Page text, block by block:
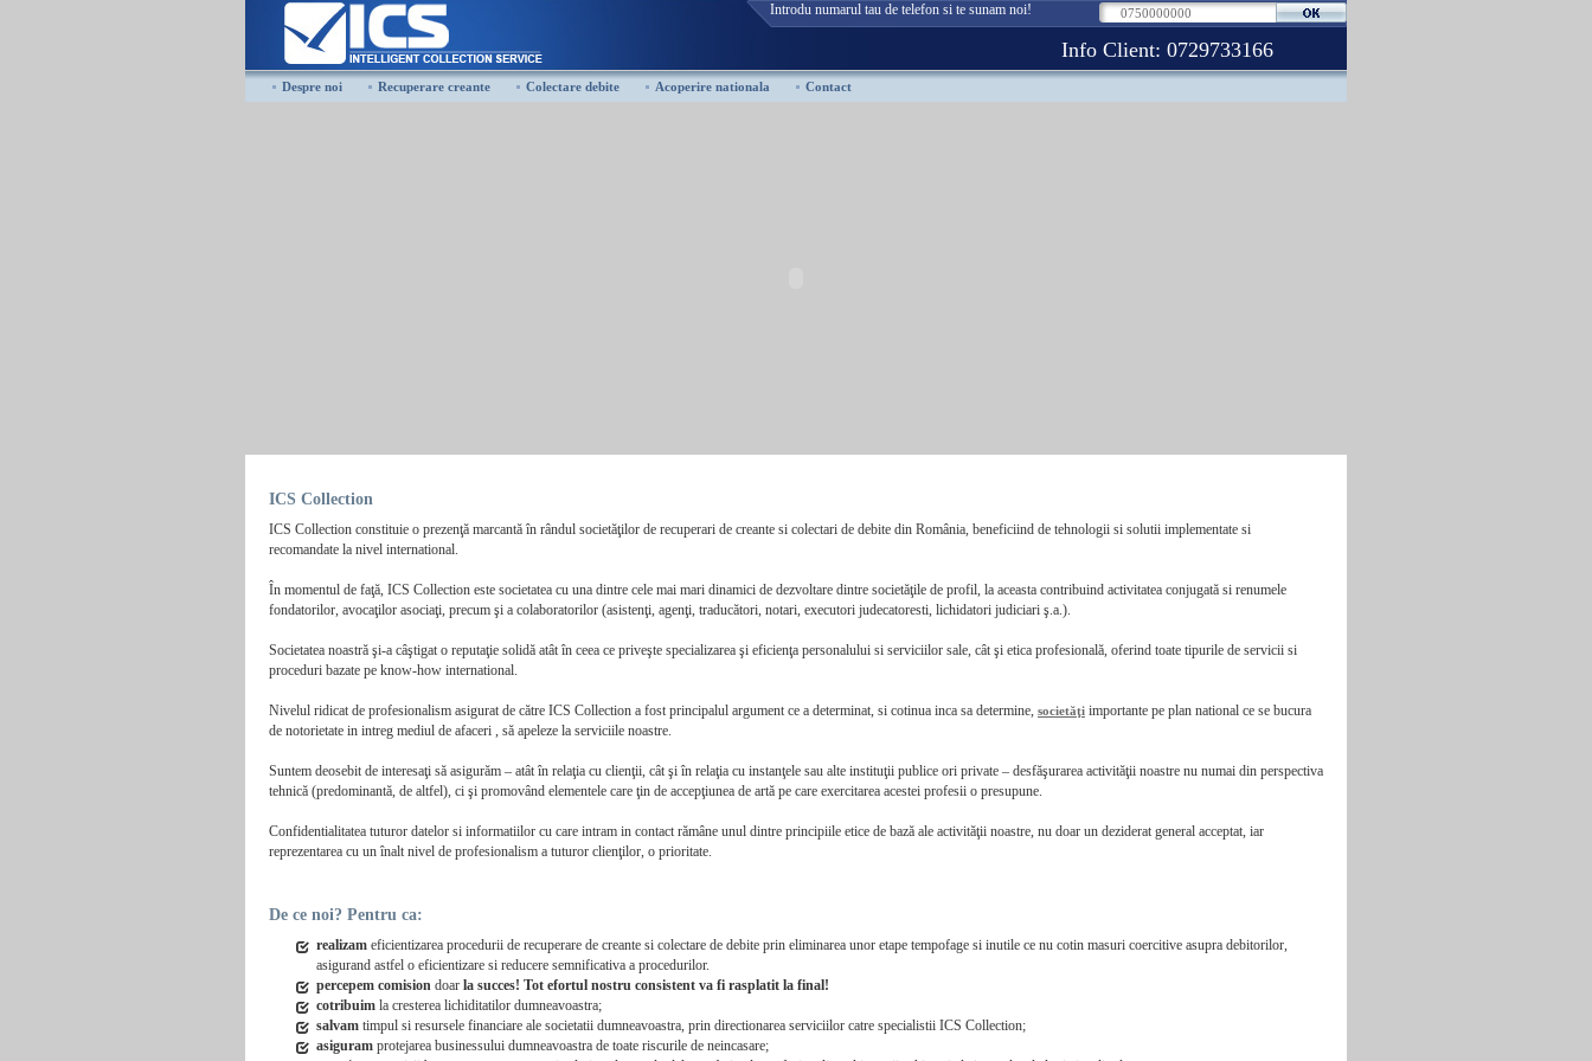
Introdu numarul tau de telefon si te sunam noi!
Info Client: 0729733166
Despre noi Recuperare creante Colectare debite Acoperire nationala Contact
ICS Collection
ICS Collection constituie o prezenţă marcantă în rândul societăţilor de recuperari de creante si colectari de debite din România, beneficiind de tehnologii si solutii implementate si
recomandate la nivel international.
În momentul de faţă, ICS Collection este societatea cu una dintre cele mai mari dinamici de dezvoltare dintre societăţile de profil, la aceasta contribuind activitatea conjugată si renumele
fondatorilor, avocaţilor asociaţi, precum şi a colaboratorilor (asistenţi, agenţi, traducători, notari, executori judecatoresti, lichidatori judiciari ş.a.).
Societatea noastră şi-a câştigat o reputaţie solidă atât în ceea ce priveşte specializarea şi eficienţa personalului si serviciilor sale, cât şi etica profesională, oferind toate tipurile de servicii si
proceduri bazate pe know-how international.
Nivelul ridicat de profesionalism asigurat de către ICS Collection a fost principalul argument ce a determinat, si cotinua inca sa determine, societăţi importante pe plan national ce se bucura
de notorietate in intreg mediul de afaceri , să apeleze la serviciile noastre.
Suntem deosebit de interesaţi să asigurăm – atât în relaţia cu clienţii, cât şi în relaţia cu instanţele sau alte instituţii publice ori private – desfăşurarea activităţii noastre nu numai din perspectiva
tehnică (predominantă, de altfel), ci şi promovând elementele care ţin de accepţiunea de artă pe care exercitarea acestei profesii o presupune.
Confidentialitatea tuturor datelor si informatiilor cu care intram in contact rămâne unul dintre principiile etice de bază ale activităţii noastre, nu doar un deziderat general acceptat, iar
reprezentarea cu un înalt nivel de profesionalism a tuturor clienţilor, o prioritate.
De ce noi? Pentru ca:
realizam eficientizarea procedurii de recuperare de creante si colectare de debite prin eliminarea unor etape tempofage si inutile ce nu cotin masuri coercitive asupra debitorilor,
asigurand astfel o eficientizare si reducere semnificativa a procedurilor.
percepem comision doar la succes! Tot efortul nostru consistent va fi rasplatit la final!
cotribuim la cresterea lichiditatilor dumneavoastra;
salvam timpul si resursele financiare ale societatii dumneavoastra, prin directionarea serviciilor catre specialistii ICS Collection;
asiguram protejarea businessului dumneavoastra de toate riscurile de neincasare;